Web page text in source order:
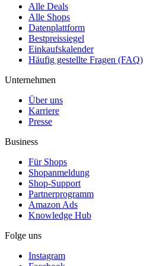
Alle Deals
Alle Shops
Datenplattform
Bestpreissiegel
Einkaufskalender
Häufig gestellte Fragen (FAQ)
Unternehmen
Über uns
Karriere
Presse
Business
Für Shops
Shopanmeldung
Shop-Support
Partnerprogramm
Amazon Ads
Knowledge Hub
Folge uns
Instagram